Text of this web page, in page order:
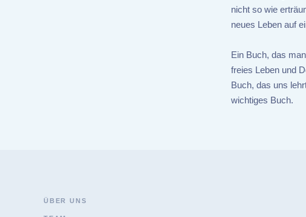
nicht so wie
neues Leben auf
Ein Buch, das
freies Leben und
Buch, das uns
wichtiges Buch.
ÜBER UNS